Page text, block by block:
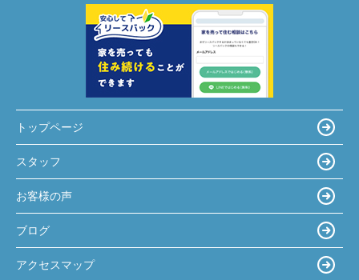
トップページ
スタッフ
お客様の声
ブログ
アクセスマップ